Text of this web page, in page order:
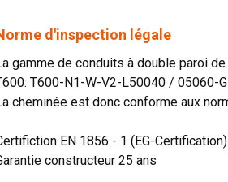
d'inspection légale
gamme de conduits à double paroi
T600-N1-W-V2-L50040 / 05060-
cheminée est donc conforme aux
EN 1856 - 1 (EG-Certification)
constructeur 25 ans